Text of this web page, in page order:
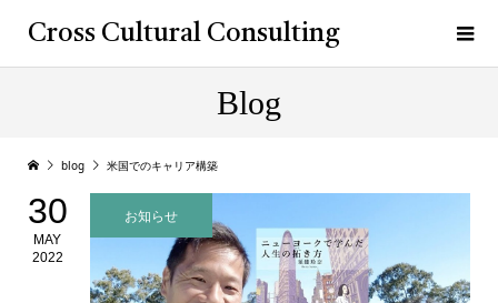
Cross Cultural Consulting
Blog
blog 米国でのキャリア構築
30
MAY
2022
お知らせ